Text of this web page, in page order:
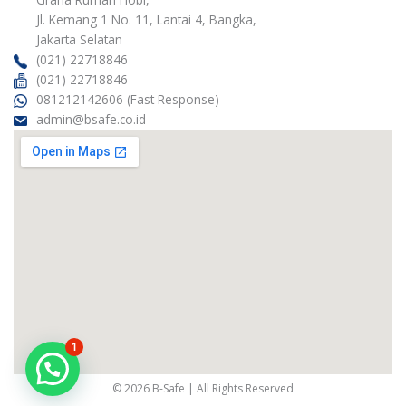
o i
n
Jl. Kemang 1 No. 11, Lantai 4, Bangka,
Jakarta Selatan
(021) 22718846
(021) 22718846
081212142606 (Fast Response)
admin@bsafe.co.id
© 2026 B-Safe | All Rights Reserved
1